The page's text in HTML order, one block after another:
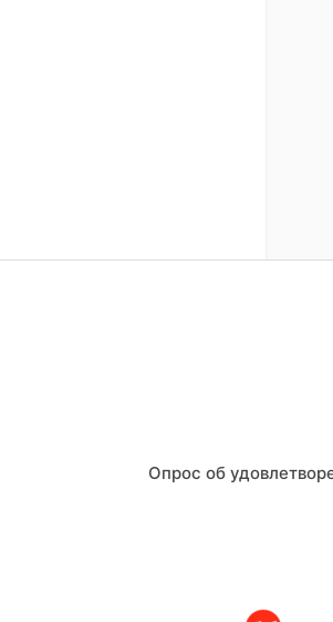
Опрос об